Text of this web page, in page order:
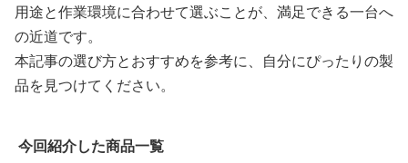
用途と作業環境に合わせて選ぶことが、満足できる一台へ
の近道です。
本記事の選び方とおすすめを参考に、自分にぴったりの製
品を見つけてください。
今回紹介した商品一覧